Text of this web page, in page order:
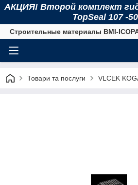
АКЦИЯ! Второй комплект
TopSeal 107 -
Строительные материалы BMI-
Товари та послуги VLCEK